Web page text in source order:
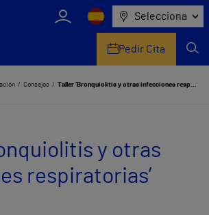
Selecciona
Pedir Cita
Consejos Taller ‘Bronquiolitis y otras infecciones respiratorias’
y otras
respiratorias’